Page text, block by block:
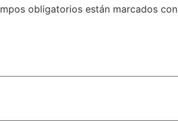
obligatorios están marcados con